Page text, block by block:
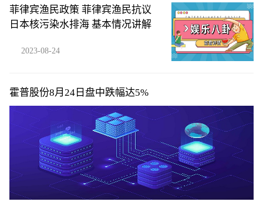
菲律宾渔民政策 菲律宾渔民抗议
日本核污染水排海 基本情况讲解
2023-08-24
霍普股份8月24日盘中跌幅达5%